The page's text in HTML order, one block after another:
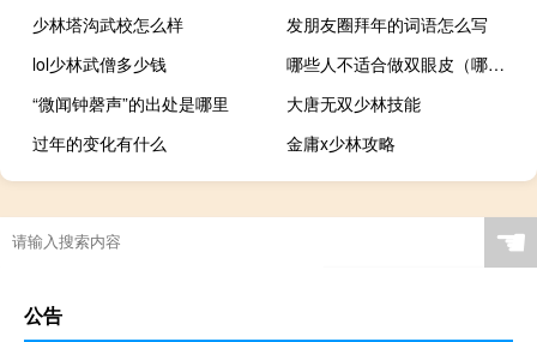
少林塔沟武校怎么样
发朋友圈拜年的词语怎么写
lol少林武僧多少钱
哪些人不适合做双眼皮（哪些人不适合做双眼皮）
“微闻钟磬声”的出处是哪里
大唐无双少林技能
过年的变化有什么
金庸x少林攻略
☚
公告